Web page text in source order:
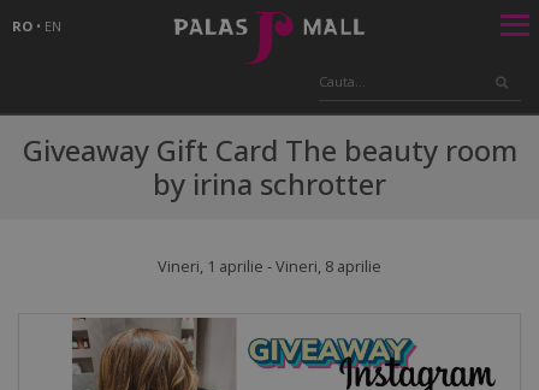
RO • EN
Giveaway Gift Card The beauty room
by irina schrotter
Vineri, 1 aprilie - Vineri, 8 aprilie